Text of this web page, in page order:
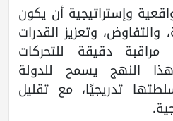
وإستراتيجية أن يكون
وتعزيز القدرات
مراقبة دقيقة للتحركات
هذا النهج يسمح للدولة
سلطتها تدريجيًا، مع تقليل